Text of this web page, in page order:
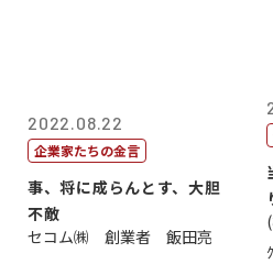
2022.08.22
企業家たちの金言
事、将に成らんとす、大胆
不敵
セコム㈱ 創業者 飯田亮